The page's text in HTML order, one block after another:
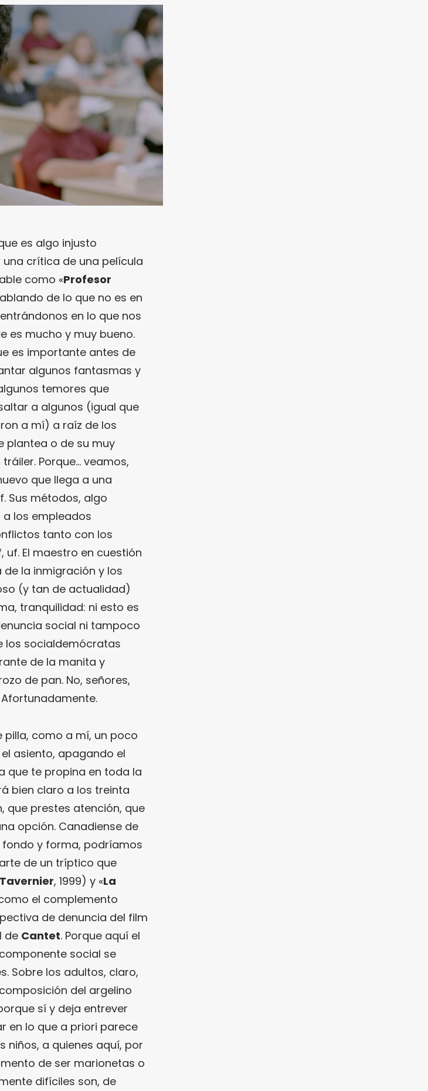
es algo injusto
una crítica de una película
como «Profesor
de lo que no es en
en lo que nos
es mucho y muy bueno.
es importante antes de
algunos fantasmas y
temores que
a algunos (igual que
a mí) a raíz de los
plantea o de su muy
Porque… veamos,
que llega a una
Sus métodos, algo
los empleados
tanto con los
El maestro en cuestión
la inmigración y los
(y tan de actualidad)
tranquilidad: ni esto es
social ni tampoco
los socialdemócratas
de la manita y
de pan. No, señores,
pilla, como a mí, un poco
asiento, apagando el
que te propina en toda la
bien claro a los treinta
que prestes atención, que
opción. Canadiense de
y forma, podríamos
de un tríptico que
, 1999) y «La
el complemento
de denuncia del film
de Cantet. Porque aquí el
social se
Sobre los adultos, claro,
del argelino
sí y deja entrever
en lo que a priori parece
niños, a quienes aquí, por
de ser marionetas o
difíciles son, de